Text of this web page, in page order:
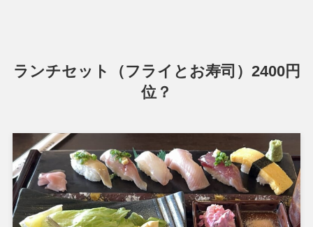
ランチセット（フライとお寿司）2400円
位？